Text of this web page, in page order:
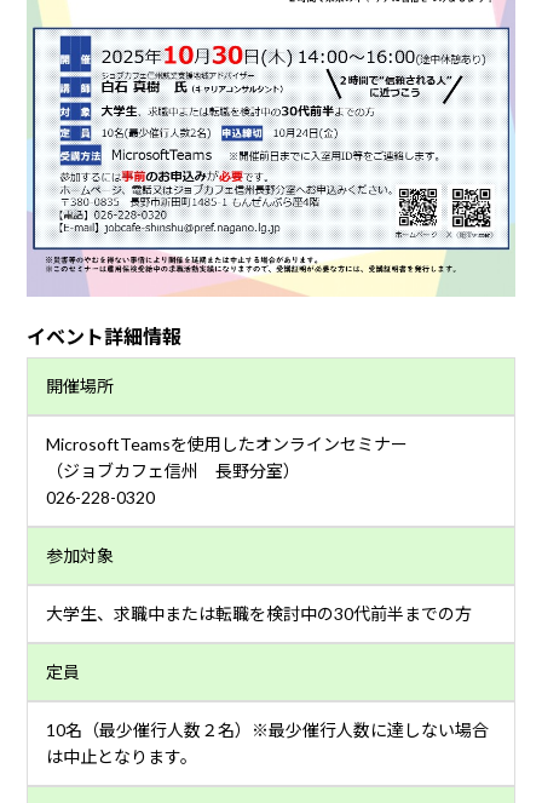
イベント詳細情報
開催場所
MicrosoftTeamsを使用したオンラインセミナー
（ジョブカフェ信州 長野分室）
026-228-0320
参加対象
大学生、求職中または転職を検討中の30代前半までの方
定員
10名（最少催行人数２名）※最少催行人数に達しない場合
は中止となります。